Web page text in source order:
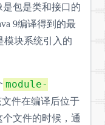
包是类和接口的
9编译得到的最
模块系统引入的
module-
件在编译后位于
文件的时候，通